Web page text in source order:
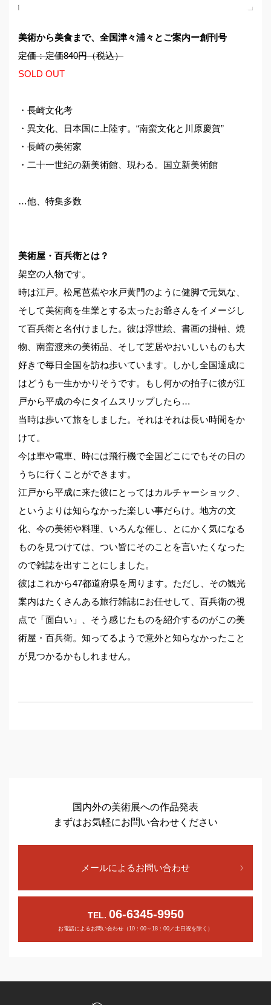
美術から美食まで、全国津々浦々とご案内ー創刊号
定価：定価840円（税込）
SOLD OUT
・長崎文化考
・異文化、日本国に上陸す。“南蛮文化と川原慶賀”
・長崎の美術家
・二十一世紀の新美術館、現わる。国立新美術館
…他、特集多数
美術屋・百兵衛とは？
架空の人物です。
時は江戸。松尾芭蕉や水戸黄門のように健脚で元気な、
そして美術商を生業とする太ったお爺さんをイメージし
て百兵衛と名付けました。彼は浮世絵、書画の掛軸、焼
物、南蛮渡来の美術品、そして芝居やおいしいものも大
好きで毎日全国を訪ね歩いています。しかし全国達成に
はどうも一生かかりそうです。もし何かの拍子に彼が江
戸から平成の今にタイムスリップしたら…
当時は歩いて旅をしました。それはそれは長い時間をか
けて。
今は車や電車、時には飛行機で全国どこにでもその日の
うちに行くことができます。
江戸から平成に来た彼にとってはカルチャーショック、
というよりは知らなかった楽しい事だらけ。地方の文
化、今の美術や料理、いろんな催し、とにかく気になる
ものを見つけては、つい皆にそのことを言いたくなった
ので雑誌を出すことにしました。
彼はこれから47都道府県を周ります。ただし、その観光
案内はたくさんある旅行雑誌にお任せして、百兵衛の視
点で「面白い」、そう感じたものを紹介するのがこの美
術屋・百兵衛。知ってるようで意外と知らなかったこと
が見つかるかもしれません。
国内外の美術展への作品発表
まずはお気軽にお問い合わせください
メールによるお問い合わせ
TEL. 06-6345-9950
お電話によるお問い合わせ（10：00～18：00／土日祝を除く）